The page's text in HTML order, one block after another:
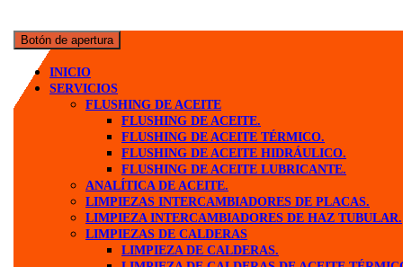
Botón de apertura
INICIO
SERVICIOS
FLUSHING DE ACEITE
FLUSHING DE ACEITE.
FLUSHING DE ACEITE TÉRMICO.
FLUSHING DE ACEITE HIDRÁULICO.
FLUSHING DE ACEITE LUBRICANTE.
ANALÍTICA DE ACEITE.
LIMPIEZAS INTERCAMBIADORES DE PLACAS.
LIMPIEZA INTERCAMBIADORES DE HAZ TUBULAR.
LIMPIEZAS DE CALDERAS
LIMPIEZA DE CALDERAS.